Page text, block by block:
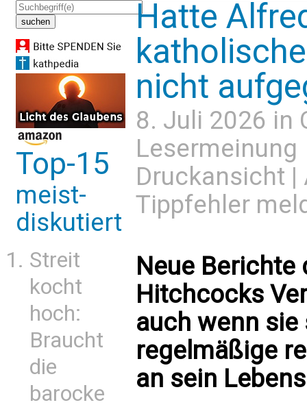
Top-15
meist-
diskutiert
Streit
kocht
hoch:
Braucht
die
barocke
Hatte
nicht
8. Juli 2026 in
Lesermeinung
Druckansicht |
Tippfehler
Neue Berichte
Hitchcocks
auch wenn
regelmäßige
an sein